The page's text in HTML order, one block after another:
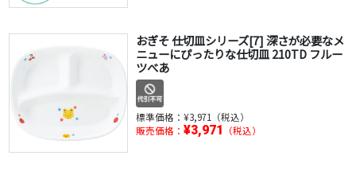
おぎそ 仕切皿シリーズ[7] 深さが必要なメ
ニューにぴったりな仕切皿 210TD フルー
ツべあ
標準価格： ¥3,971（税込）
販売価格： ¥3,971 （税込）